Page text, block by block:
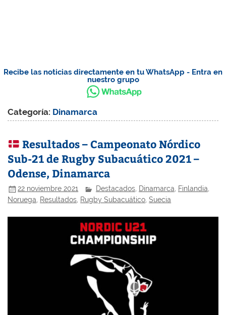
Recibe las noticias directamente en tu WhatsApp - Entra en
nuestro grupo
Categoría: Dinamarca
Resultados – Campeonato Nórdico
Sub-21 de Rugby Subacuático 2021 –
Odense, Dinamarca
22 noviembre 2021 Destacados, Dinamarca, Finlandia,
Noruega
Resultados Rugby Subacuático ,Suecia